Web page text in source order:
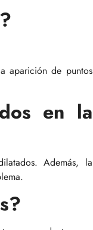
aparición de puntos
en la
Además, la